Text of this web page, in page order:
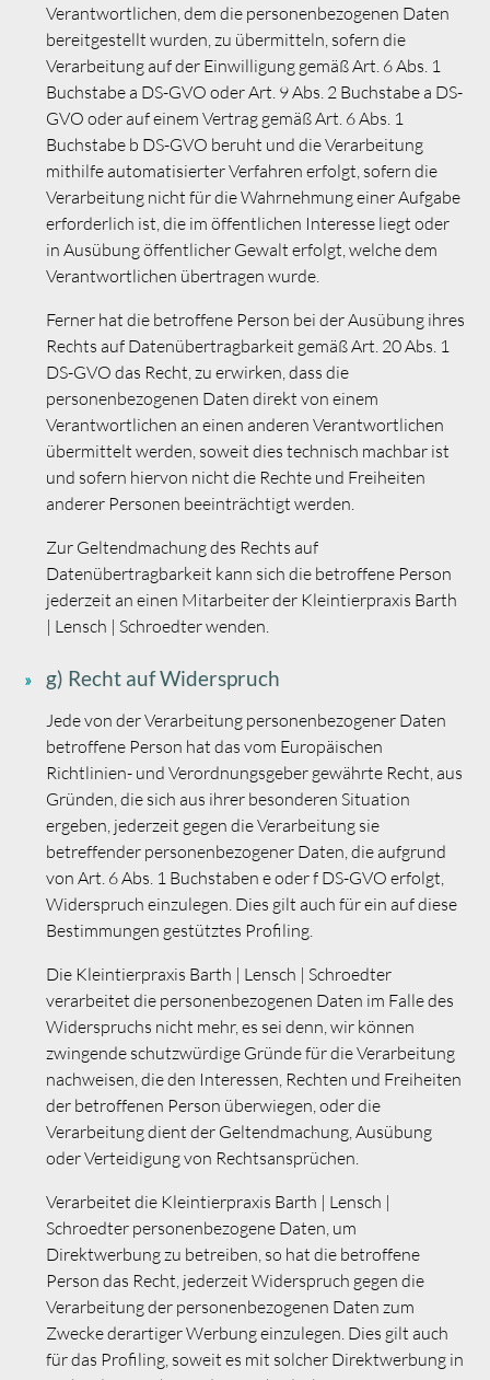
Verantwortlichen, dem die personenbezogenen Daten
bereitgestellt wurden, zu übermitteln, sofern die
Verarbeitung auf der Einwilligung gemäß Art. 6 Abs. 1
Buchstabe a DS-GVO oder Art. 9 Abs. 2 Buchstabe a DS-
GVO oder auf einem Vertrag gemäß Art. 6 Abs. 1
Buchstabe b DS-GVO beruht und die Verarbeitung
mithilfe automatisierter Verfahren erfolgt, sofern die
Verarbeitung nicht für die Wahrnehmung einer Aufgabe
erforderlich ist, die im öffentlichen Interesse liegt oder
in Ausübung öffentlicher Gewalt erfolgt, welche dem
Verantwortlichen übertragen wurde.
Ferner hat die betroffene Person bei der Ausübung ihres
Rechts auf Datenübertragbarkeit gemäß Art. 20 Abs. 1
DS-GVO das Recht, zu erwirken, dass die
personenbezogenen Daten direkt von einem
Verantwortlichen an einen anderen Verantwortlichen
übermittelt werden, soweit dies technisch machbar ist
und sofern hiervon nicht die Rechte und Freiheiten
anderer Personen beeinträchtigt werden.
Zur Geltendmachung des Rechts auf
Datenübertragbarkeit kann sich die betroffene Person
jederzeit an einen Mitarbeiter der Kleintierpraxis Barth
| Lensch | Schroedter wenden.
g) Recht auf Widerspruch
Jede von der Verarbeitung personenbezogener Daten
betroffene Person hat das vom Europäischen
Richtlinien- und Verordnungsgeber gewährte Recht, aus
Gründen, die sich aus ihrer besonderen Situation
ergeben, jederzeit gegen die Verarbeitung sie
betreffender personenbezogener Daten, die aufgrund
von Art. 6 Abs. 1 Buchstaben e oder f DS-GVO erfolgt,
Widerspruch einzulegen. Dies gilt auch für ein auf diese
Bestimmungen gestütztes Profiling.
Die Kleintierpraxis Barth | Lensch | Schroedter
verarbeitet die personenbezogenen Daten im Falle des
Widerspruchs nicht mehr, es sei denn, wir können
zwingende schutzwürdige Gründe für die Verarbeitung
nachweisen, die den Interessen, Rechten und Freiheiten
der betroffenen Person überwiegen, oder die
Verarbeitung dient der Geltendmachung, Ausübung
oder Verteidigung von Rechtsansprüchen.
Verarbeitet die Kleintierpraxis Barth | Lensch |
Schroedter personenbezogene Daten, um
Direktwerbung zu betreiben, so hat die betroffene
Person das Recht, jederzeit Widerspruch gegen die
Verarbeitung der personenbezogenen Daten zum
Zwecke derartiger Werbung einzulegen. Dies gilt auch
für das Profiling, soweit es mit solcher Direktwerbung in